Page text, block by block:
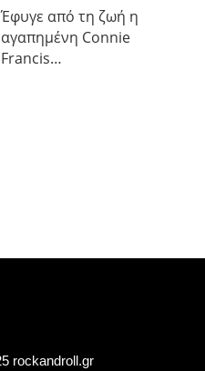
Έφυγε από τη ζωή η
αγαπημένη Connie
Francis…
rockandroll.gr